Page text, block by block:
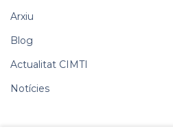
Arxiu
Blog
Actualitat CIMTI
Notícies